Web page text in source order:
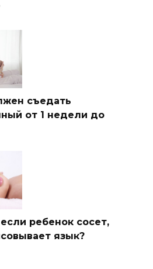
съедать
от 1 недели до
ребенок сосет,
язык?